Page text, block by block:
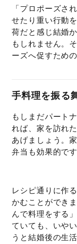
「プロポーズさ
せたり重い行動
荷だと感じ結婚
もしれません。
ーズへ促すため
手料理を振る
もしまだパート
れば、家を訪れ
あげましょう。
弁当も効果的です
レシピ通りに作
かむことができ
んで料理をする
ていても、いや
うと結婚後の生